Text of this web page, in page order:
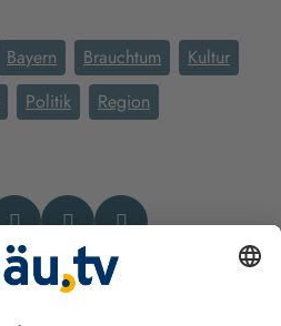
Bayern Brauchtum
Kultur
Politik
Region